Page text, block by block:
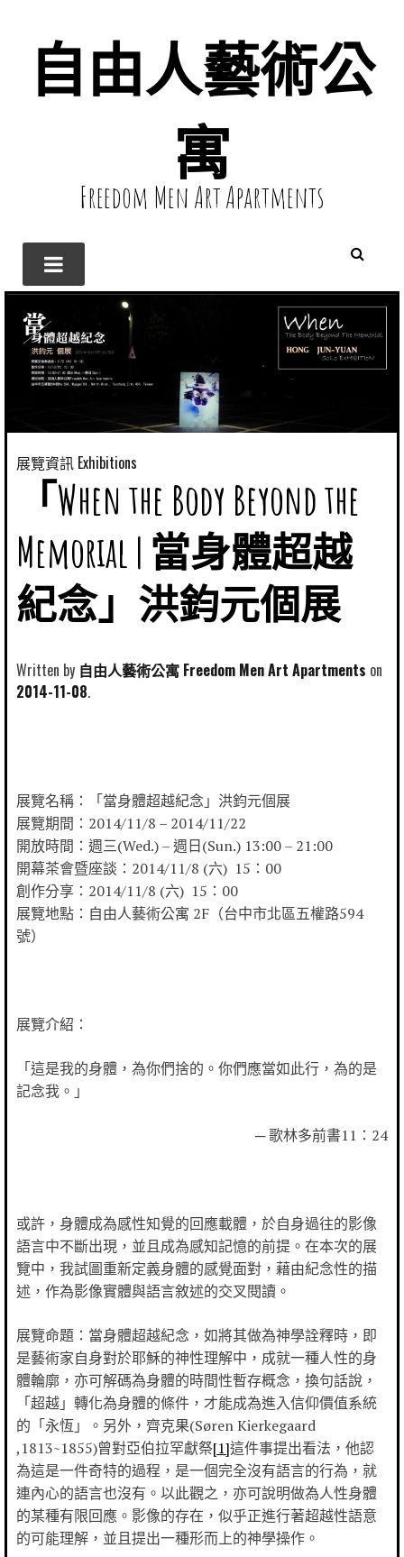
自由人藝術公
寓
Freedom Men Art Apartments
展覽資訊 Exhibitions
「When the Body Beyond the
Memorial | 當身體超越
紀念」洪鈞元個展
Written by 自由人藝術公寓 Freedom Men Art Apartments
2014-11-08
展覽名稱：「當身體超越紀念」洪鈞元個展
展覽期間：2014/11/8 – 2014/11/22
開放時間：週三(Wed.) – 週日(Sun.) 13:00 – 21:00
開幕茶會暨座談：2014/11/8 (六) 15：00
創作分享：2014/11/8 (六) 15：00
展覽地點：自由人藝術公寓 2F（台中市北區五權路594
號）
展覽介紹：
「這是我的身體，為你們捨的。你們應當如此行，為的是
記念我。」
─ 歌林多前書11：24
或許，身體成為感性知覺的回應載體，於自身過往的影像
語言中不斷出現，並且成為感知記憶的前提。在本次的展
覽中，我試圖重新定義身體的感覺面對，藉由紀念性的描
述，作為影像實體與語言敘述的交叉閱讀。
展覽命題：當身體超越紀念，如將其做為神學詮釋時，即
是藝術家自身對於耶穌的神性理解中，成就一種人性的身
體輪廓，亦可解碼為身體的時間性暫存概念，換句話說，
「超越」轉化為身體的條件，才能成為進入信仰價值系統
的「永恆」。另外，齊克果(Søren Kierkegaard
,1813~1855)曾對亞伯拉罕獻祭[1]這件事提出看法，他認
為這是一件奇特的過程，是一個完全沒有語言的行為，就
連內心的語言也沒有。以此觀之，亦可說明做為人性身體
的某種有限回應。影像的存在，似乎正進行著超越性語意
的可能理解，並且提出一種形而上的神學操作。